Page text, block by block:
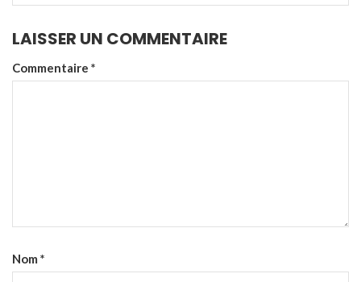
LAISSER UN COMMENTAIRE
Commentaire *
Nom *